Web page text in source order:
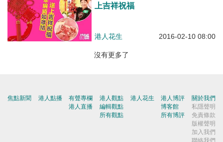
上吉祥祝福
港人花生 2016-02-10 08:00
沒有更多了
焦點新聞 港人點播
有聲專欄
港人直播
港人觀點
編輯觀點
所有觀點
港人花生
港人博評
博客館
所有博評
關於我們
私隱聲明
免責條款
版權聲明
加入我們